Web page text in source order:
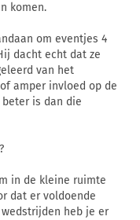
komen.
om eventjes 4
dacht echt dat ze
van het
amper invloed op de
is dan die
in de kleine ruimte
dat er voldoende
heb je er